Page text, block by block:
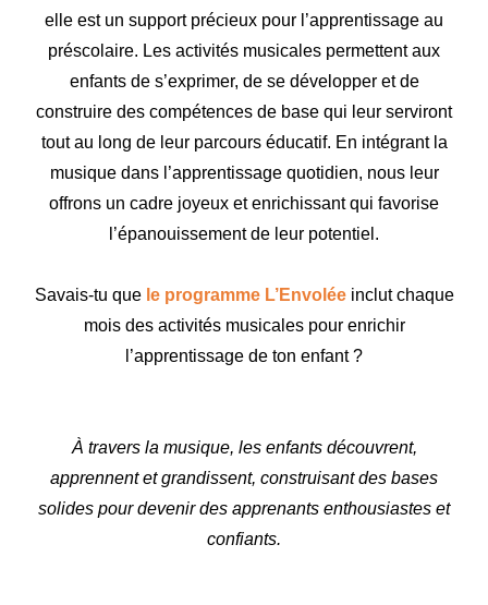
elle est un support précieux pour l’apprentissage au
préscolaire. Les activités musicales permettent aux
enfants de s’exprimer, de se développer et de
construire des compétences de base qui leur serviront
tout au long de leur parcours éducatif. En intégrant la
musique dans l’apprentissage quotidien, nous leur
offrons un cadre joyeux et enrichissant qui favorise
l’épanouissement de leur potentiel.
Savais-tu que le programme L’Envoléeinclut chaque
mois des activités musicales pour enrichir
l’apprentissage de ton enfant ?
À travers la musique, les enfants découvrent,
apprennent et grandissent, construisant des bases
solides pour devenir des apprenants enthousiastes et
confiants.